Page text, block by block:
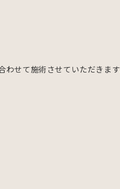
わせて施術させていただきます